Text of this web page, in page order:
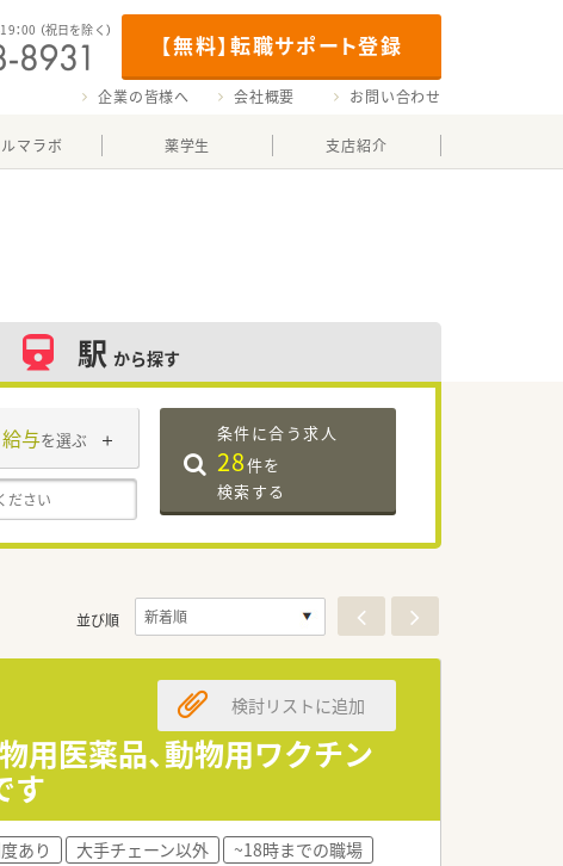
【無料】転職サポート登録
：00 （祝日を除く）
企業の皆様へ 会社概要 お問い合わせ
マラボ 薬学生 支店紹介
駅 から探す
与を選ぶ 条件に合う求人
28件を
検索する
並び順
用医薬品、動物用ワクチン
す
検討リストに追加
あり 大手チェーン以外 ~18時までの職場